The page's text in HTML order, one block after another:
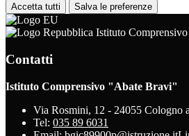
Accetta tutti Salva le preferenze
Istituto
Contatti
Istituto Comprensivo "Abate Bravi"
Via Rosmini, 12 - 24055 Cologno
Tel: 035 89 6031